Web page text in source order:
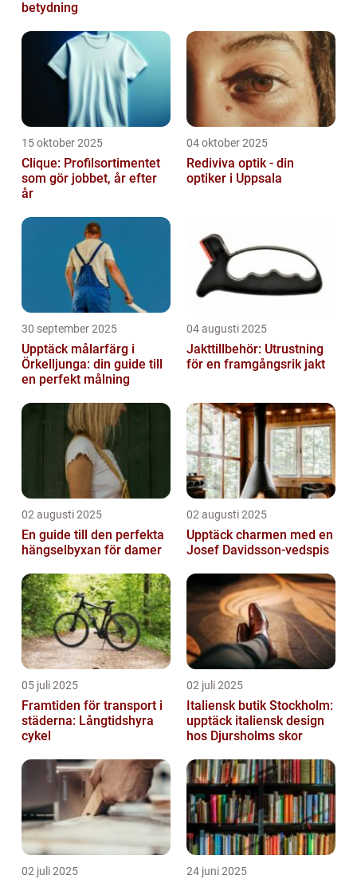
betydning
15 oktober 2025
Clique: Profilsortimentet
som gör jobbet, år efter
år
04 oktober 2025
Rediviva optik - din
optiker i Uppsala
30 september 2025
Upptäck målarfärg i
Örkelljunga: din guide till
en perfekt målning
04 augusti 2025
Jakttillbehör: Utrustning
för en framgångsrik jakt
02 augusti 2025
En guide till den perfekta
hängselbyxan för damer
02 augusti 2025
Upptäck charmen med en
Josef Davidsson-vedspis
05 juli 2025
Framtiden för transport i
städerna: Långtidshyra
cykel
02 juli 2025
Italiensk butik Stockholm:
upptäck italiensk design
hos Djursholms skor
02 juli 2025 24 juni 2025